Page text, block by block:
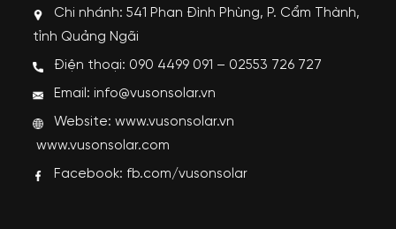
Chi nhánh: 541 Phan Đình Phùng, P. Cẩm Thành,
tỉnh Quảng Ngãi
Điện thoại: 090 4499 091 – 02553 726 727
Email: info@vusonsolar.vn
Website:www.vusonsolar.vn
www.vusonsolar.com
Facebook: fb.com/vusonsolar